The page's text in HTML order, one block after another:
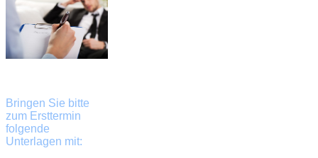
Bringen Sie bitte
zum Ersttermin
folgende
Unterlagen mit: